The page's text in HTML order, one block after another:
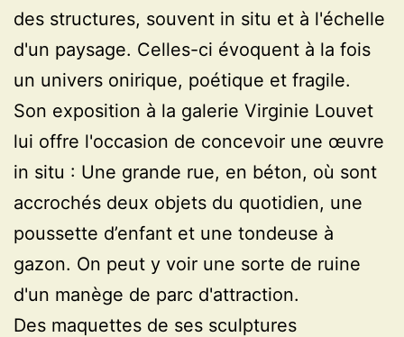
des structures, souvent in situ et à l'échelle
d'un paysage. Celles-ci évoquent à la fois
un univers onirique, poétique et fragile.
Son exposition à la galerie Virginie Louvet
lui offre l'occasion de concevoir une œuvre
in situ : Une grande rue, en béton, où sont
accrochés deux objets du quotidien, une
poussette d’enfant et une tondeuse à
gazon. On peut y voir une sorte de ruine
d'un manège de parc d'attraction.
Des maquettes de ses sculptures